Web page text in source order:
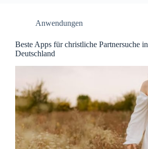
Anwendungen
Beste Apps für christliche Partnersuche in
Deutschland